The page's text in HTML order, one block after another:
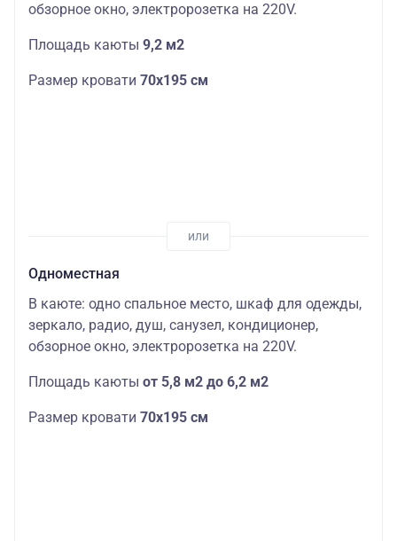
обзорное окно, электророзетка на 220V.
Площадь каюты 9,2 м2
Размер кровати 70х195 см
Одноместная
В каюте: одно спальное место, шкаф для одежды,
зеркало, радио, душ, санузел, кондиционер,
обзорное окно, электророзетка на 220V.
Площадь каюты от 5,8 м2 до 6,2 м2
Размер кровати 70х195 см